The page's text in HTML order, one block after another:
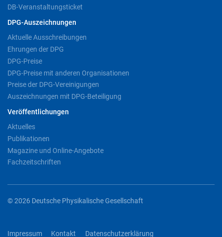
DB-Veranstaltungsticket
DPG-Auszeichnungen
Aktuelle Ausschreibungen
Ehrungen der DPG
DPG-Preise
DPG-Preise mit anderen Organisationen
Preise der DPG-Vereinigungen
Auszeichnungen mit DPG-Beteiligung
Veröffentlichungen
Aktuelles
Publikationen
Magazine und Online-Angebote
Fachzeitschriften
© 2026 Deutsche Physikalische Gesellschaft
Impressum Kontakt Datenschutzerklärung